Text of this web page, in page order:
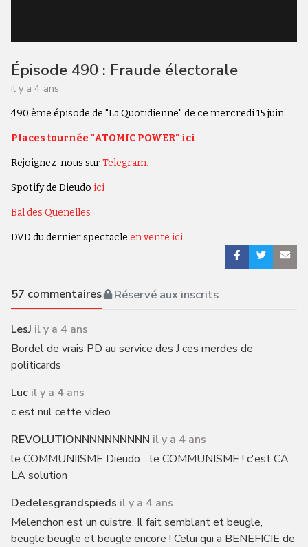
Épisode 490 : Fraude électorale
il y a 4 ans
490 ème épisode de "La Quotidienne" de ce mercredi 15 juin.
Places tournée "ATOMIC POWER" ici
Rejoignez-nous surTelegram.
Spotify de Dieudo ici
Bal des Quenelles
DVD du dernier spectacle en vente ici.
57 commentaires Réservé aux inscrits
LesJ il y a 4 ans
Bordel de vrais PD au service des J ces merdes de
politicards
Luc il y a 4 ans
c est nul cette video
REVOLUTIONNNNNNNNNN il y a 4 ans
le COMMUNIISME Dieudo .. le COMMUNISME ! c'est CA
LA solution
Dedelesgrandspieds il y a 4 ans
Melenchon est un cuistre. Il fait semblant et beugle,
beugle beugle et beugle encore ! Celui qui a BENEFICIE de